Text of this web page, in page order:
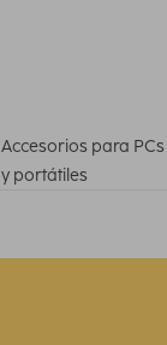
Accesorios para PCs
y portátiles